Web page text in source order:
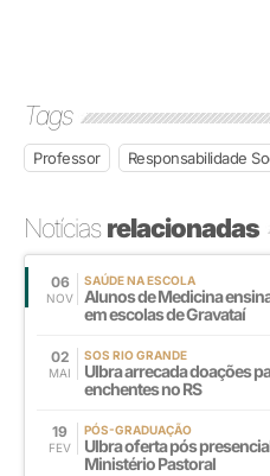
Tags
Professor Responsabilidade
Notíciasrelacionadas
06
NOV
SAÚDE NA ESCOLA
Alunos de Medicina
em escolas de Gravataí
02
MAI
SOS RIO GRANDE
Ulbra arrecada doações
enchentes no RS
19
FEV
PÓS-GRADUAÇÃO
Ulbra oferta pós
Ministério Pastoral